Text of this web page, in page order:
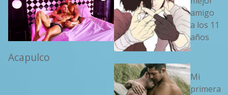
Acapulco
amigo
a los 11
años
Mi
primera